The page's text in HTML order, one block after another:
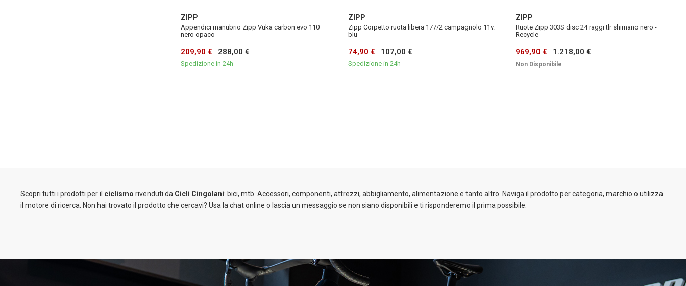
ZIPP
Appendici manubrio Zipp Vuka carbon evo 110
nero opaco
209,90 € 288,00 €
Spedizione in 24h
ZIPP
Zipp Corpetto ruota libera 177/2 campagnolo 11v.
blu
74,90 € 107,00 €
Spedizione in 24h
ZIPP
Ruote Zipp 303S disc 24 raggi tlr shimano nero -
Recycle
969,90 € 1.218,00 €
Non Disponibile
Scopri tutti i prodotti per il ciclismo rivenduti da Cicli Cingolani: bici, mtb. Accessori, componenti, attrezzi, abbigliamento, alimentazione e tanto altro. Naviga il prodotto per categoria, marchio o utilizza
il motore di ricerca. Non hai trovato il prodotto che cercavi? Usa la chat online o lascia un messaggio se non siano disponibili e ti risponderemo il prima possibile.